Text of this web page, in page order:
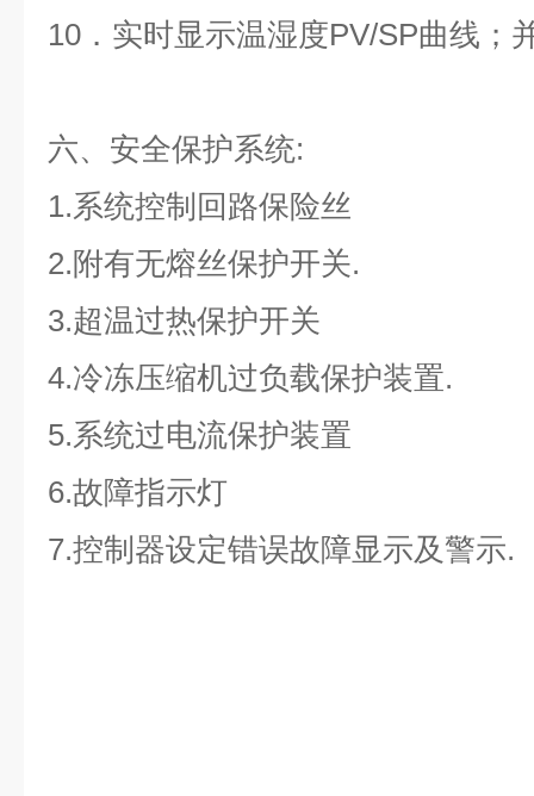
10．实时显示温湿度PV/SP曲线；
六、安全保护系统:
1.系统控制回路保险丝
2.附有无熔丝保护开关.
3.超温过热保护开关
4.冷冻压缩机过负载保护装置.
5.系统过电流保护装置
6.故障指示灯
7.控制器设定错误故障显示及警示.